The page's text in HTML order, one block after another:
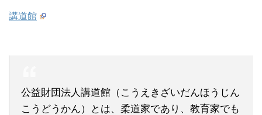
講道館
公益財団法人講道館（こうえきざいだんほうじん
こうどうかん）とは、柔道家であり、教育家でも